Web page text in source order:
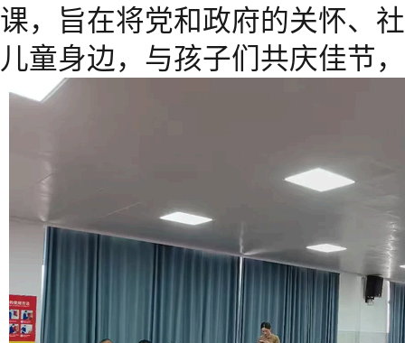
课，旨在将党和政府的关怀、
儿童身边，与孩子们共庆佳节